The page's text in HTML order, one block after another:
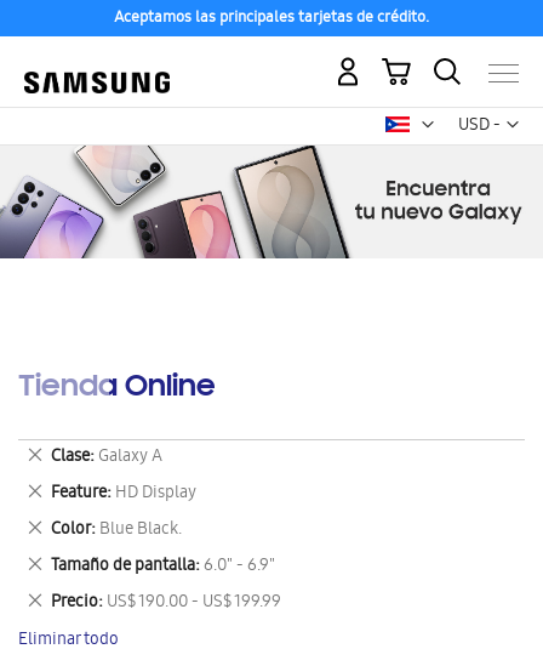
Aceptamos las principales tarjetas de crédito.
USD -
dólar
Mi carrito
Tienda Online
Clase Galaxy A
Eliminar
este
artículo
Feature HD Display
Eliminar
este
artículo
Color Blue Black.
Eliminar
este
artículo
Tamaño de pantalla 6.0" - 6.9"
Eliminar
este
artículo
Precio US$ 190.00 - US$ 199.99
Eliminar
este
artículo
Eliminar todo